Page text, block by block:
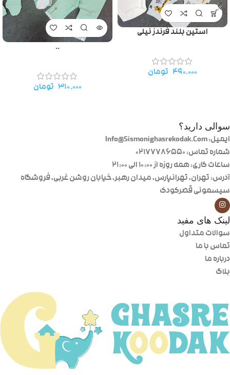
استین بلند فرندز نیلی
۴۹۰.۰۰۰ تومان
..
۳۱۰.۰۰۰ تومان
سوالی دارید؟
ایمیل: Info@Sismonighasrekodak.Com
شماره تماس: 02177786550
ساعات کاری: همه روزه از ۱۰:۰۰ الی ۲۱:۰۰
آدرس: تهران، تهرانپارس، میدان رهبر، خیابان روشن غربی، فروشگاه
سیسمونی قصرکودک
لینک های مفید
سوالات متداول
تماس با ما
درباره ما
بلاگ